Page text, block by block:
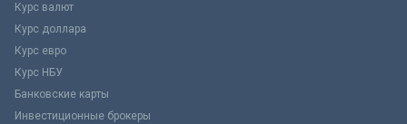
Курс валют
Курс доллара
Курс евро
Курс НБУ
Банковские карты
Инвестиционные брокеры